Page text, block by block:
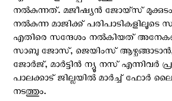
നൽകുന്നത്. മജീഷ്യൻ ജോയ്‌സ് മുക്കുടം
നൽകുന്ന മാജിക്ക് പരിപാടികളിലൂടെ
എതിരെ സന്ദേശം നൽകിയത്
സാബു ജോസ്, ജെയിംസ് ആഴ്ചങ്ങാടാൻ,
ജോർജ്, മാർട്ടിൻ ന്യൂ നസ് എന്നിവർ
പാലക്കാട് ജില്ലയിൽ മാർച്ച്‌ ഫോർ
നടത്തും.